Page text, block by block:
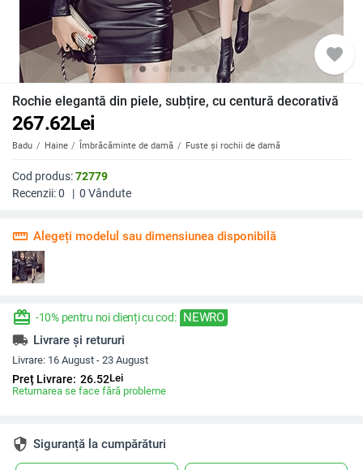
favorite
Rochie elegantă din piele, subțire, cu centură decorativă
267.62Lei
Badu Haine Îmbrăcăminte de damă Fuste și rochii de damă
Cod produs:72779
Recenzii:0 | 0 Vândute
straighten Alegeți modelul sau dimensiunea disponibilă
redeem -10% pentru noi clienți cu cod: NEWRO
local_shipping Livrare și retururi
Livrare: 16 August - 23 August
Preț Livrare: 26.52Lei
Returnarea se face fără probleme
security Siguranță la cumpărături